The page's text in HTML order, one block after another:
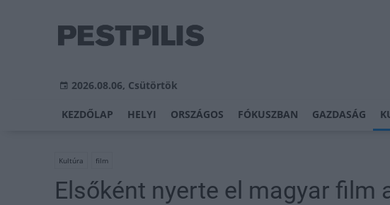
2026.08.06, Csütörtök
KEZDŐLAP HELYI ORSZÁGOS FÓKUSZBAN GAZDASÁG
Kultúra film
Elsőként nyerte el magyar film